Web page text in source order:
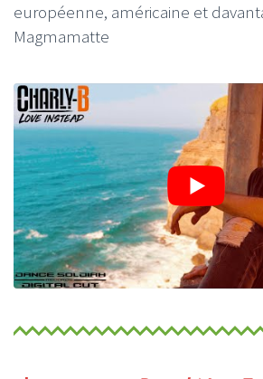
européenne, américaine et
Magmamatte